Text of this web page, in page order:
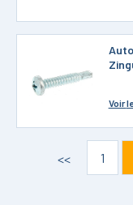
Voir
<< 1